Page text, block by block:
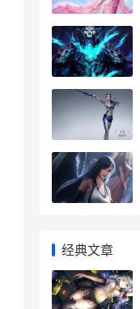
经典文章